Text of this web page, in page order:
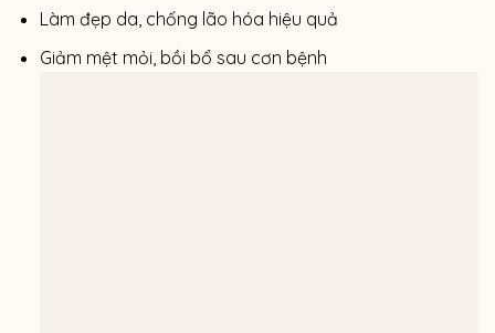
Làm đẹp da, chống lão hóa hiệu quả
Giảm mệt mỏi, bồi bổ sau cơn bệnh